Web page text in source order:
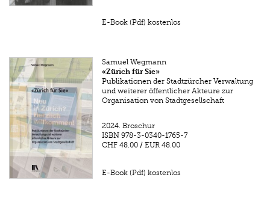
E-Book (Pdf) kostenlos
Samuel Wegmann
«Zürich für Sie»
Publikationen der Stadtzürcher Verwaltung
und weiterer öffentlicher Akteure zur
Organisation von Stadtgesellschaft
2024. Broschur
ISBN 978-3-0340-1765-7
CHF 48.00 /EUR 48.00
E-Book (Pdf) kostenlos